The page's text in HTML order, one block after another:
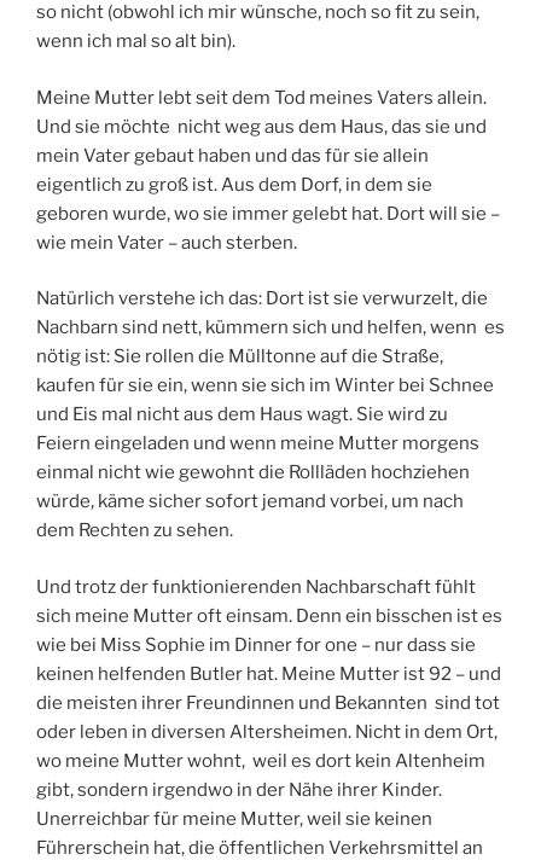
so nicht (obwohl ich mir wünsche, noch so fit zu sein,
wenn ich mal so alt bin).
Meine Mutter lebt seit dem Tod meines Vaters allein.
Und sie möchte nicht weg aus dem Haus, das sie und
mein Vater gebaut haben und das für sie allein
eigentlich zu groß ist. Aus dem Dorf, in dem sie
geboren wurde, wo sie immer gelebt hat. Dort will sie –
wie mein Vater – auch sterben.
Natürlich verstehe ich das: Dort ist sie verwurzelt, die
Nachbarn sind nett, kümmern sich und helfen, wenn es
nötig ist: Sie rollen die Mülltonne auf die Straße,
kaufen für sie ein, wenn sie sich im Winter bei Schnee
und Eis mal nicht aus dem Haus wagt. Sie wird zu
Feiern eingeladen und wenn meine Mutter morgens
einmal nicht wie gewohnt die Rollläden hochziehen
würde, käme sicher sofort jemand vorbei, um nach
dem Rechten zu sehen.
Und trotz der funktionierenden Nachbarschaft fühlt
sich meine Mutter oft einsam. Denn ein bisschen ist es
wie bei Miss Sophie im Dinner for one – nur dass sie
keinen helfenden Butler hat. Meine Mutter ist 92 – und
die meisten ihrer Freundinnen und Bekannten sind tot
oder leben in diversen Altersheimen. Nicht in dem Ort,
wo meine Mutter wohnt, weil es dort kein Altenheim
gibt, sondern irgendwo in der Nähe ihrer Kinder.
Unerreichbar für meine Mutter, weil sie keinen
Führerschein hat, die öffentlichen Verkehrsmittel an